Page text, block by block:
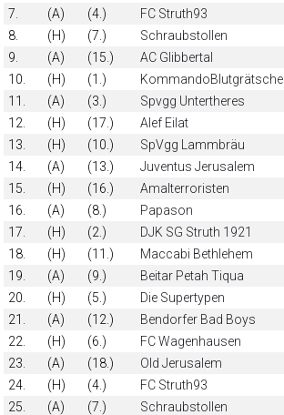
7.
(A) (4.) FC Struth93
8.
(H) (7.) Schraubstollen
9.
(A) (15.) AC Glibbertal
10.
(H) (1.) KommandoBlutgrätsche
11.
(A) (3.) Spvgg Untertheres
12.
(H) (17.) Alef Eilat
13.
(H) (10.) SpVgg Lammbräu
14.
(A) (13.) Juventus Jerusalem
15.
(H) (16.) Amalterroristen
16.
(A) (8.) Papason
17.
(H) (2.) DJK SG Struth 1921
18.
(H) (11.) Maccabi Bethlehem
19.
(A) (9.) Beitar Petah Tiqua
20.
(H) (5.) Die Supertypen
21.
(A) (12.) Bendorfer Bad Boys
22.
(H) (6.) FC Wagenhausen
23.
(A) (18.) Old Jerusalem
24.
(H) (4.) FC Struth93
25.
(A) (7.) Schraubstollen